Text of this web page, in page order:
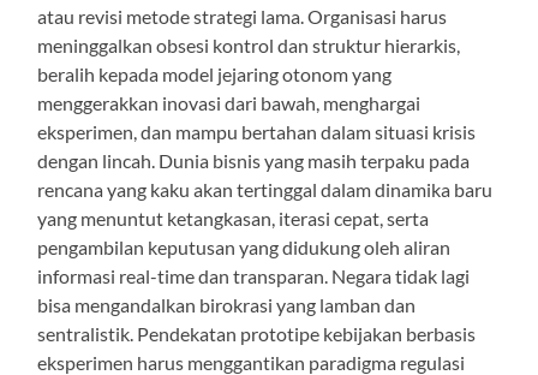
atau revisi metode strategi lama. Organisasi harus
meninggalkan obsesi kontrol dan struktur hierarkis,
beralih kepada model jejaring otonom yang
menggerakkan inovasi dari bawah, menghargai
eksperimen, dan mampu bertahan dalam situasi krisis
dengan lincah. Dunia bisnis yang masih terpaku pada
rencana yang kaku akan tertinggal dalam dinamika baru
yang menuntut ketangkasan, iterasi cepat, serta
pengambilan keputusan yang didukung oleh aliran
informasi real-time dan transparan. Negara tidak lagi
bisa mengandalkan birokrasi yang lamban dan
sentralistik. Pendekatan prototipe kebijakan berbasis
eksperimen harus menggantikan paradigma regulasi